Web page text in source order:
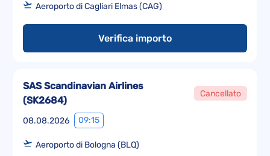
Aeroporto di Cagliari Elmas (CAG)
Verifica importo
08.08.2026 09:15
SAS Scandinavian Airlines
(SK2684)
Cancellato
Aeroporto di Bologna (BLQ)